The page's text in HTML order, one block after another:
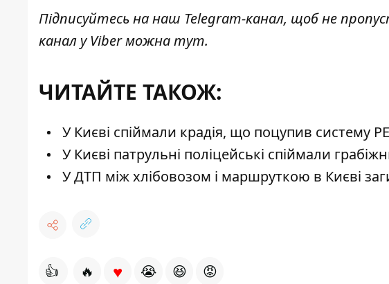
Підписуйтесь на наш Telegram-канал, щоб не
канал у Viber можнатут.
ЧИТАЙТЕ ТАКОЖ:
У Києві спіймали крадія, що поцупив систему
У Києві патрульні поліцейські спіймали
У ДТП між хлібовозом і маршруткою в Києві
👍 🔥 ♥ 😭 😆 😡